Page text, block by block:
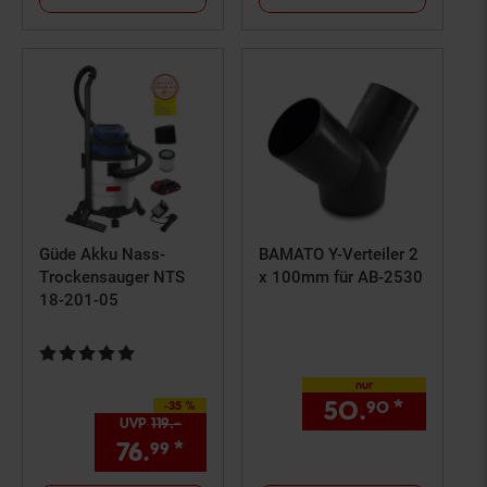
Güde Akku Nass-
Trockensauger NTS
18-201-05
Kundenbewertung: 5 von 5 Sternen
-35 %
Sie Sparen 35 Prozent,
UVP 119.–
76.99 *
BAMATO Y-Verteiler 2
x 100mm für AB-2530
nur
50.90 *